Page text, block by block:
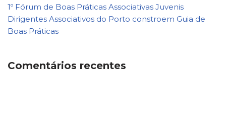
1º Fórum de Boas Práticas Associativas Juvenis
Dirigentes Associativos do Porto constroem Guia de
Boas Práticas
Comentários recentes